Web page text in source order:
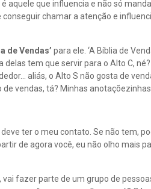
aquele que influencia e não só
chamar a atenção e
de Vendas’ para ele. ‘A Bíblia de
tem que servir para o Alto C,
aliás, o Alto S não gosta de
vendas, tá? Minhas anotaçõezinhas
ter o meu contato. Se não tem,
de agora você, eu não olho mais
fazer parte de um grupo de